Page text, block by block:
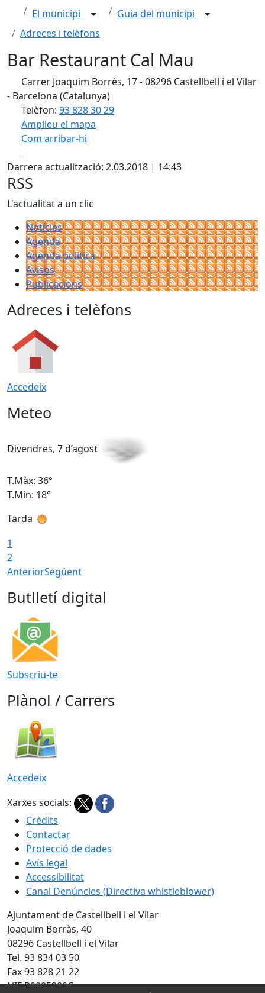
El municipi
Guia del municipi
Adreces i telèfons
Bar Restaurant Cal Mau
Carrer Joaquim Borrès, 17 - 08296 Castellbell i el Vilar
- Barcelona (Catalunya)
Telèfon: 93 828 30 29
Amplieu el mapa
Com arribar-hi
+
−
Darrera actualització: 2.03.2018 | 14:43
RSS
L'actualitat a un clic
Notícies
Agenda
Agenda política
Avisos
Publicacions
Adreces i telèfons
Accedeix
Meteo
Divendres, 7 d’agost
T.Màx: 36°
T.Min: 18°
Tarda
1
2
AnteriorSegüent
Butlletí digital
Subscriu-te
Plànol / Carrers
Accedeix
Xarxes socials:
Crèdits
Contactar
Protecció de dades
Avís legal
Accessibilitat
Canal Denúncies (Directiva whistleblower)
Ajuntament de Castellbell i el Vilar
Joaquim Borràs, 40
08296 Castellbell i el Vilar
Tel. 93 834 03 50
Fax 93 828 21 22
NIF P0805200C